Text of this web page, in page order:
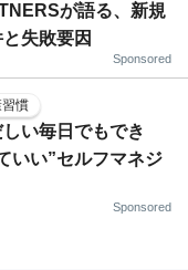
が語る、新規
失敗要因
Sponsored
慣
い毎日でもでき
いい”セルフマネジ
Sponsored